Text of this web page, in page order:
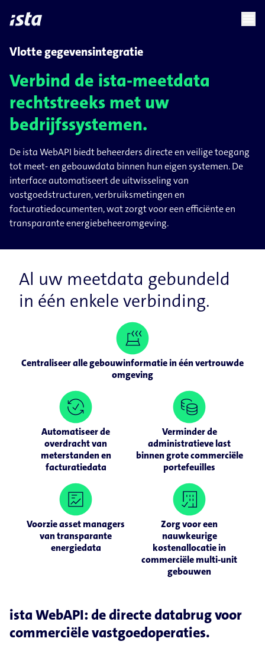
languagechevron_right
Vlotte gegevensintegratie
Verbind de ista-meetdata
rechtstreeks met uw
bedrijfssystemen.
De ista WebAPI biedt beheerders directe en veilige toegang
tot meet- en gebouwdata binnen hun eigen systemen. De
interface automatiseert de uitwisseling van
vastgoedstructuren, verbruiksmetingen en
facturatiedocumenten, wat zorgt voor een efficiënte en
transparante energiebeheeromgeving.
Al uw meetdata gebundeld
in één enkele verbinding.
Centraliseer alle gebouwinformatie in één vertrouwde
omgeving
Automatiseer de
overdracht van
meterstanden en
facturatiedata
Verminder de
administratieve last
binnen grote commerciële
portefeuilles
Voorzie asset managers
van transparante
energiedata
Zorg voor een
nauwkeurige
kostenallocatie in
commerciële multi-unit
gebouwen
ista WebAPI: de directe databrug voor
commerciële vastgoedoperaties.